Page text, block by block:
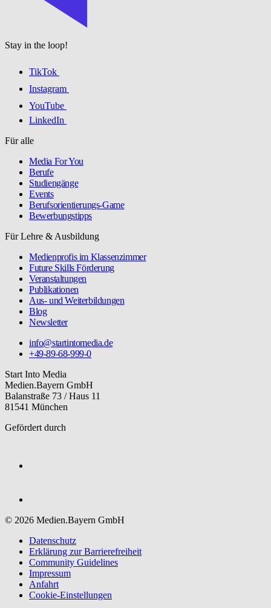
Stay in the loop!
TikTok
Instagram
YouTube
LinkedIn
Für alle
Media For You
Berufe
Studiengänge
Events
Berufsorientierungs-Game
Bewerbungstipps
Für Lehre & Ausbildung
Medienprofis im Klassenzimmer
Future Skills Förderung
Veranstaltungen
Publikationen
Aus- und Weiterbildungen
Blog
Newsletter
info@startintomedia.de
+49-89-68-999-0
Start Into Media
Medien.Bayern GmbH
Balanstraße 73 / Haus 11
81541 München
Gefördert durch
© 2026 Medien.Bayern GmbH
Datenschutz
Erklärung zur Barriere­freiheit
Community Guidelines
Impressum
Anfahrt
Cookie-Einstellungen